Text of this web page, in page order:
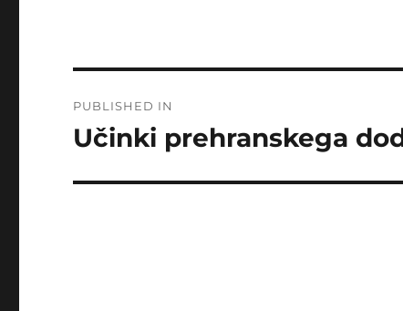
navigation
PUBLISHED IN
Učinki prehranskega